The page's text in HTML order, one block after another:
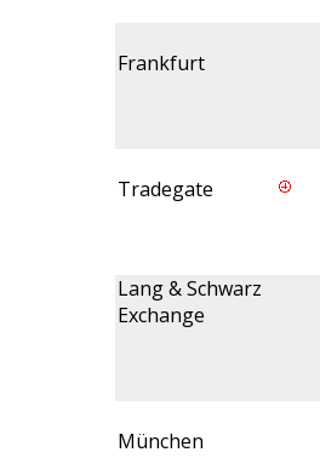
Frankfurt
Tradegate
Lang & Schwarz
Exchange
München